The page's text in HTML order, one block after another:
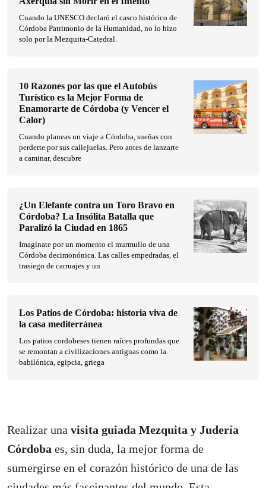
Realizar una visita guiada Mezquita y Judería
Córdoba es, sin duda, la mejor forma de
sumergirse en el corazón histórico de una de las
Cuando la UNESCO declaró el casco histórico de
Córdoba Patrimonio de la Humanidad, no lo hizo
solo por la Mezquita-Catedral.
10 Razones por las que el Autobús
Turístico es la Mejor Forma de
Enamorarte de Córdoba (y Vencer el
Calor)
Cuando planeas un viaje a Córdoba, sueñas con
perderte por sus callejuelas. Pero antes de lanzarte
a caminar, descubre
¿Un Elefante contra un Toro Bravo en
Córdoba? La Insólita Batalla que
Paralizó la Ciudad en 1865
Imagínate por un momento el murmullo de una
Córdoba decimonónica. Las calles empedradas, el
trasiego de carruajes y un
Los Patios de Córdoba: historia viva de
la casa mediterránea
Los patios cordobeses tienen raíces profundas que
se remontan a civilizaciones antiguas como la
babilónica, egipcia, griega